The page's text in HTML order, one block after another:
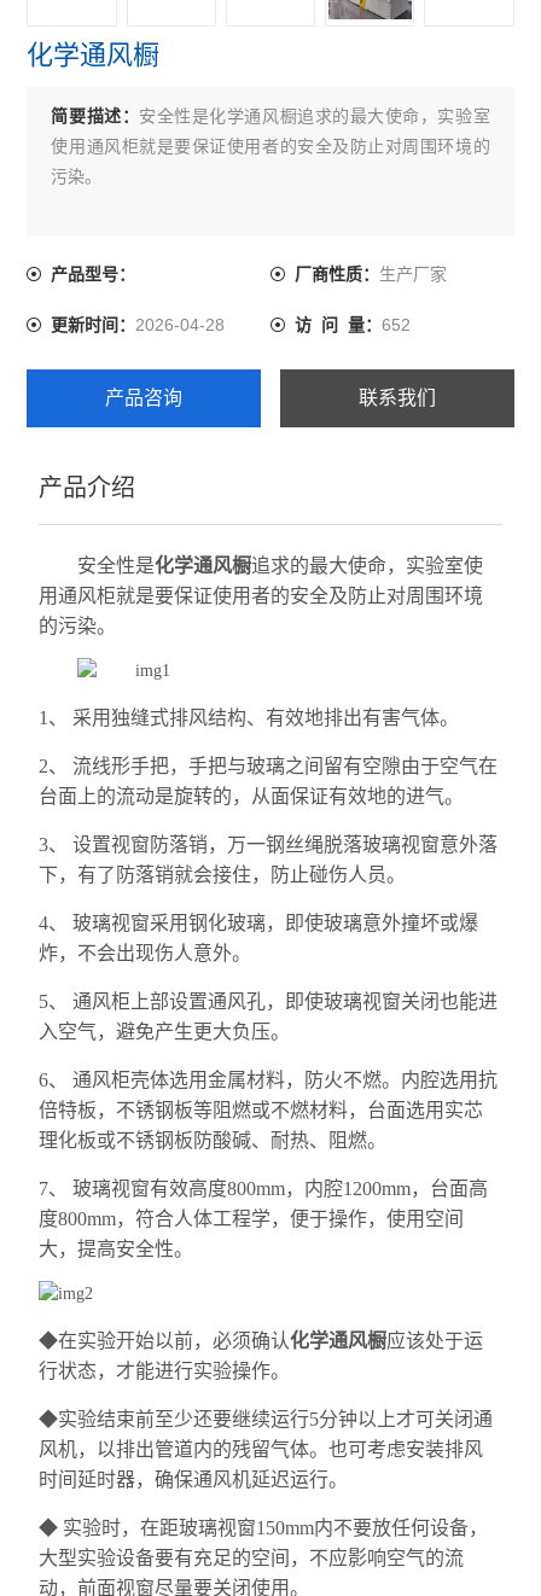
化学通风橱
简要描述： 安全性是化学通风橱追求的最大使命，实验室
使用通风柜就是要保证使用者的安全及防止对周围环境的
污染。
产品型号： 厂商性质： 生产厂家
更新时间：2026-04-28 访 问 量： 652
产品咨询 联系我们
产品介绍
安全性是化学通风橱追求的最大使命，实验室使
用通风柜就是要保证使用者的安全及防止对周围环境
的污染。
1、 采用独缝式排风结构、有效地排出有害气体。
2、 流线形手把，手把与玻璃之间留有空隙由于空气在
台面上的流动是旋转的，从面保证有效地的进气。
3、 设置视窗防落销，万一钢丝绳脱落玻璃视窗意外落
下，有了防落销就会接住，防止碰伤人员。
4、 玻璃视窗采用钢化玻璃，即使玻璃意外撞坏或爆
炸，不会出现伤人意外。
5、 通风柜上部设置通风孔，即使玻璃视窗关闭也能进
入空气，避免产生更大负压。
6、 通风柜壳体选用金属材料，防火不燃。内腔选用抗
倍特板，不锈钢板等阻燃或不燃材料，台面选用实芯
理化板或不锈钢板防酸碱、耐热、阻燃。
7、 玻璃视窗有效高度800mm，内腔1200mm，台面高
度800mm，符合人体工程学，便于操作，使用空间
大，提高安全性。
◆在实验开始以前，必须确认化学通风橱应该处于运
行状态，才能进行实验操作。
◆实验结束前至少还要继续运行5分钟以上才可关闭通
风机，以排出管道内的残留气体。也可考虑安装排风
时间延时器，确保通风机延迟运行。
◆ 实验时，在距玻璃视窗150mm内不要放任何设备，
大型实验设备要有充足的空间，不应影响空气的流
动，前面视窗尽量要关闭使用。